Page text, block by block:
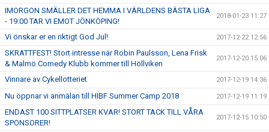
IMORGON SMÄLLER DET HEMMA I VÄRLDENS BÄSTA LIGA
- 19:00 TAR VI EMOT JÖNKÖPING!
2018-01-23 11:27
Vi önskar er en riktigt God Jul! 2017-12-22 12:56
SKRATTFEST! Stort intresse när Robin Paulsson, Lena Frisk
& Malmö Comedy Klubb kommer till Höllviken
2017-12-20 15:06
Vinnare av Cykellotteriet 2017-12-19 14:36
Nu öppnar vi anmälan till HIBF Summer Camp 2018 2017-12-19 11:19
ENDAST 100 SITTPLATSER KVAR! STORT TACK TILL VÅRA
SPONSORER!
2017-12-15 10:50